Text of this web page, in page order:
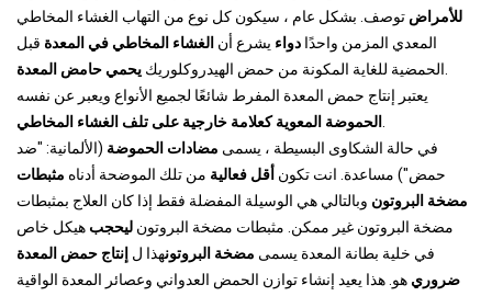
للأمراض توصف. بشكل عام ، سيكون كل نوع من التهاب الغشاء المخاطي
المعدي المزمن واحدًا دواء يشرع أن الغشاء المخاطي في المعدة قبل
الحمضية للغاية المكونة من حمض الهيدروكلوريك يحمي حامض المعدة
يعتبر إنتاج حمض المعدة المفرط شائعًا لجميع الأنواع ويعبر عن نفسه
الحموضة المعوية كعلامة خارجية على تلف الغشاء المخاطي
في حالة الشكاوى البسيطة ، يسمى مضادات الحموضة (الألمانية: "ضد
حمض") مساعدة. انت تكون أقل فعالية من تلك الموضحة أدناه مثبطات
مضخة البروتون وبالتالي هي الوسيلة المفضلة فقط إذا كان العلاج بمثبطات
مضخة البروتون غير ممكن. مثبطات مضخة البروتون ليحجب هيكل خاص
في خلية بطانة المعدة يسمى مضخة البروتونهذا ل إنتاج حمض المعدة
ضروري هو. هذا يعيد إنشاء توازن الحمض العدواني وعصائر المعدة الواقية